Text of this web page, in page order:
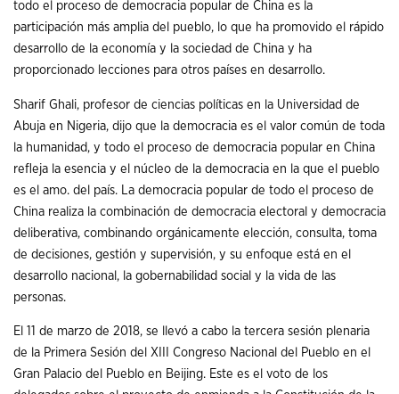
todo el proceso de democracia popular de China es la
participación más amplia del pueblo, lo que ha promovido el rápido
desarrollo de la economía y la sociedad de China y ha
proporcionado lecciones para otros países en desarrollo.
Sharif Ghali, profesor de ciencias políticas en la Universidad de
Abuja en Nigeria, dijo que la democracia es el valor común de toda
la humanidad, y todo el proceso de democracia popular en China
refleja la esencia y el núcleo de la democracia en la que el pueblo
es el amo. del país. La democracia popular de todo el proceso de
China realiza la combinación de democracia electoral y democracia
deliberativa, combinando orgánicamente elección, consulta, toma
de decisiones, gestión y supervisión, y su enfoque está en el
desarrollo nacional, la gobernabilidad social y la vida de las
personas.
El 11 de marzo de 2018, se llevó a cabo la tercera sesión plenaria
de la Primera Sesión del XIII Congreso Nacional del Pueblo en el
Gran Palacio del Pueblo en Beijing. Este es el voto de los